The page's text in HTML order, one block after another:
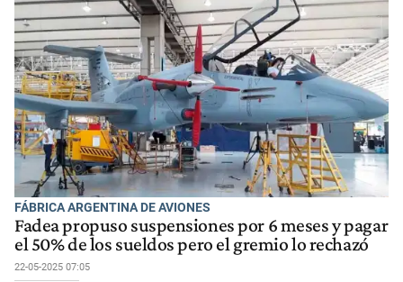
FÁBRICA ARGENTINA DE AVIONES
Fadea propuso suspensiones por 6 meses y pagar
el 50% de los sueldos pero el gremio lo rechazó
22-05-2025 07:05